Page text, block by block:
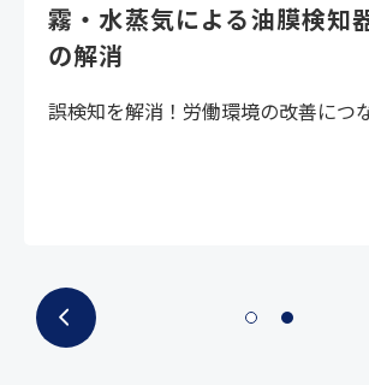
霧・水蒸気による油膜検知
の解消
誤検知を解消！労働環境の改善につ